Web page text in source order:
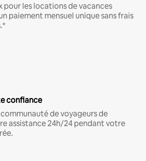
pour les locations de vacances
paiement mensuel unique sans frais
confiance
de voyageurs de
assistance 24h/24 pendant votre